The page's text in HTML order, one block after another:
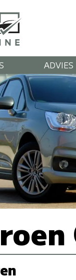
ADVIES